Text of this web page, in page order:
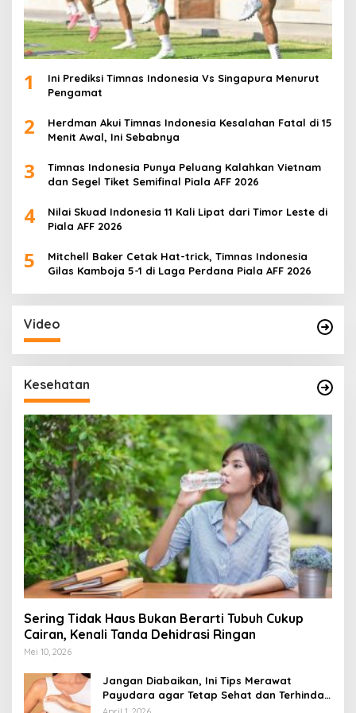
1
Ini Prediksi Timnas Indonesia Vs Singapura Menurut
Pengamat
2
Herdman Akui Timnas Indonesia Kesalahan Fatal di 15
Menit Awal, Ini Sebabnya
3
Timnas Indonesia Punya Peluang Kalahkan Vietnam
dan Segel Tiket Semifinal Piala AFF 2026
4
Nilai Skuad Indonesia 11 Kali Lipat dari Timor Leste di
Piala AFF 2026
5
Mitchell Baker Cetak Hat-trick, Timnas Indonesia
Gilas Kamboja 5-1 di Laga Perdana Piala AFF 2026
Video
Kesehatan
Sering Tidak Haus Bukan Berarti Tubuh Cukup
Cairan, Kenali Tanda Dehidrasi Ringan
Mei 10, 2026
Jangan Diabaikan, Ini Tips Merawat
Payudara agar Tetap Sehat dan Terhindar
dari Risiko Penyakit